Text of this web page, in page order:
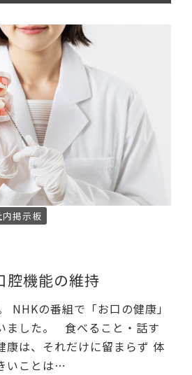
内掲示板
腔機能の維持
NHKの番組で「お口の健康」
ました。 食べること・話す
康は、それだけに留まらず 体
いことは…